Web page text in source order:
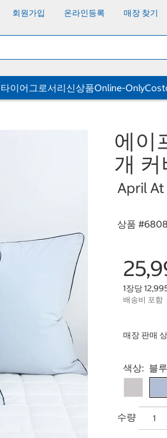
회원가입 온라인등록 매장 찾기
타이어그로서리신상품Online-Only
에이
개 커
April At
상품 #
1장당
배송비 포함
매장 판매
Select
색상: 블루
수량